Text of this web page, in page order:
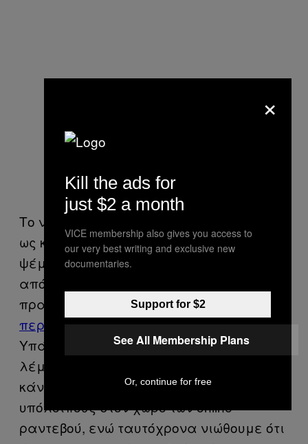
Το να λες ψέματα, για να εμφανιστείς
ως καλό ταίρι για κάποιον ή να πεις
ψέματα για το πού βρίσκεσαι, είναι μια
απόλυτα λογική συμπεριφορά. Στην
πραγματικότητα, οι περισσότεροι
περιμένουν αυτόστο Διαδίκτυο.
Υπάρχει επίσης ένα πλεονέκτημα, όταν
λέμε
κάνουν να ξεχωρίσουμε από τους
υπόλοιπους στον χώρο των online
ραντεβού, ενώ ταυτόχρονα νιώθουμε ότι
×
Kill the ads for
just $2 a month
VICE membership also gives you access to
our very best writing and exclusive new
documentaries.
Support for $2
See All Membership Plans
Or, continue for free